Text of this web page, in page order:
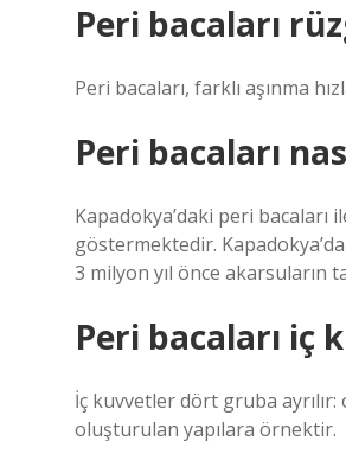
Peri bacaları
Peri bacaları, farklı aşınma
Peri bacaları
Kapadokya’daki peri bacaları
göstermektedir.
3 milyon yıl önce akarsuların
Peri bacaları iç
İç kuvvetler dört gruba
oluşturulan yapılara örnektir.